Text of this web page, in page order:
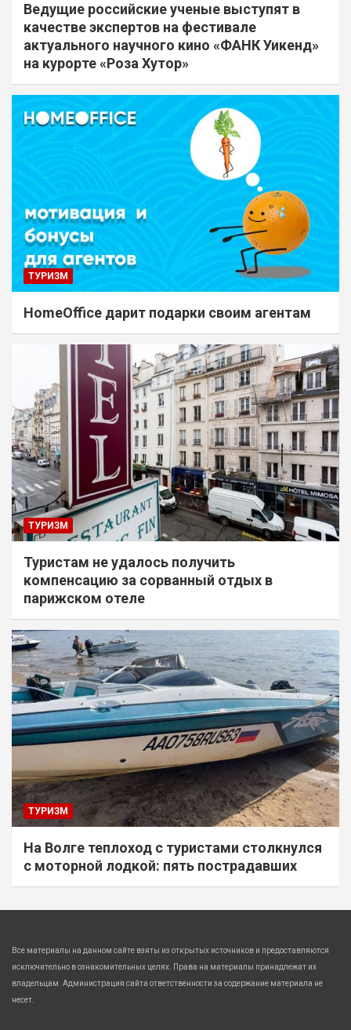
Ведущие российские ученые выступят в
качестве экспертов на фестивале
актуального научного кино «ФАНК Уикенд»
на курорте «Роза Хутор»
ТУРИЗМ
HomeOffice дарит подарки своим агентам
ТУРИЗМ
Туристам не удалось получить
компенсацию за сорванный отдых в
парижском отеле
ТУРИЗМ
На Волге теплоход с туристами столкнулся
с моторной лодкой: пять пострадавших
Все материалы на данном сайте взяты из открытых источников и предоставляются
исключительно в ознакомительных целях. Права на материалы принадлежат их
владельцам. Администрация сайта ответственности за содержание материала не
несет.